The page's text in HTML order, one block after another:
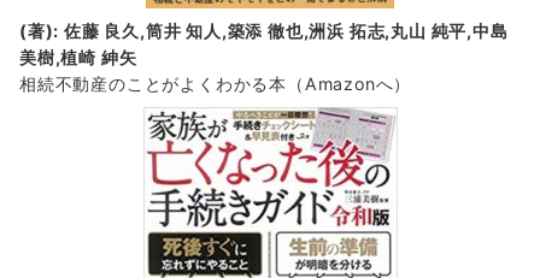
(著): 佐藤 良久,筒井 知人,築添 徹也,洲浜 拓志,丸山 純平,中島
美樹,植崎 紳矢
相続不動産のことがよくわかる本（Amazonへ）